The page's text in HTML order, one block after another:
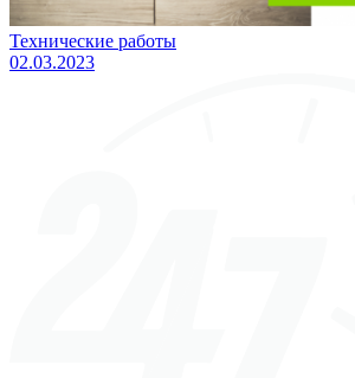
Технические работы
02.03.2023